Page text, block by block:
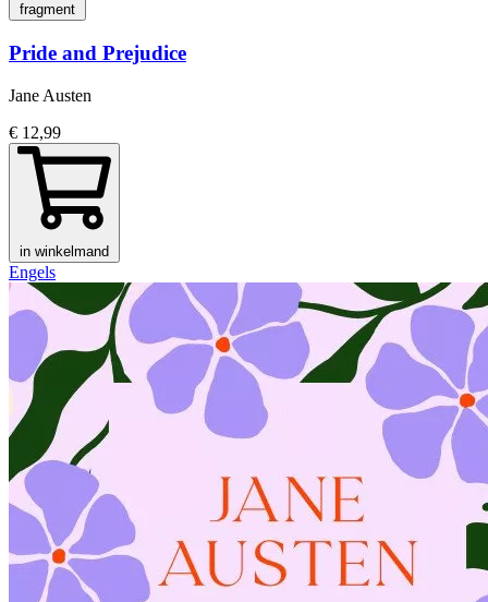
fragment
Pride and Prejudice
Jane Austen
€ 12,99
in winkelmand
Engels